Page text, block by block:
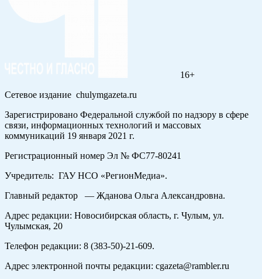
16+
Сетевое издание chulymgazeta.ru
Зарегистрировано Федеральной службой по надзору в сфере
связи, информационных технологий и массовых
коммуникаций 19 января 2021 г.
Регистрационный номер Эл № ФС77-80241
Учредитель: ГАУ НСО «РегионМедиа».
Главный редактор — Жданова Ольга Александровна.
Адрес редакции: Новосибирская область, г. Чулым, ул.
Чулымская, 20
Телефон редакции: 8 (383-50)-21-609.
Адрес электронной почты редакции: cgazeta@rambler.ru